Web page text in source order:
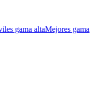
gama altaMejores gama